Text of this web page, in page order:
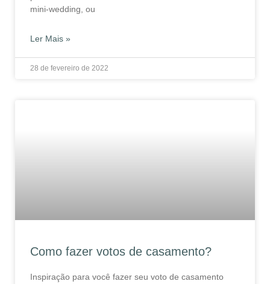
mini-wedding, ou
Ler Mais »
28 de fevereiro de 2022
Como fazer votos de casamento?
Inspiração para você fazer seu voto de casamento